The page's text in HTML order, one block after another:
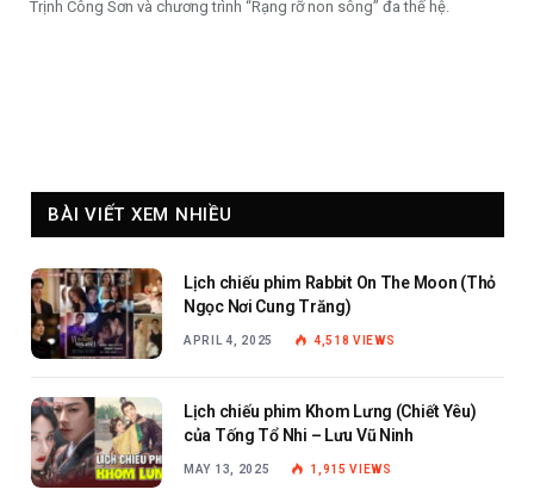
Trịnh Công Sơn và chương trình “Rạng rỡ non sông” đa thế hệ.
BÀI VIẾT XEM NHIỀU
Lịch chiếu phim Rabbit On The Moon (Thỏ
Ngọc Nơi Cung Trăng)
APRIL 4, 2025 4,518VIEWS
Lịch chiếu phim Khom Lưng (Chiết Yêu)
của Tống Tổ Nhi – Lưu Vũ Ninh
MAY 13, 2025 1,915VIEWS